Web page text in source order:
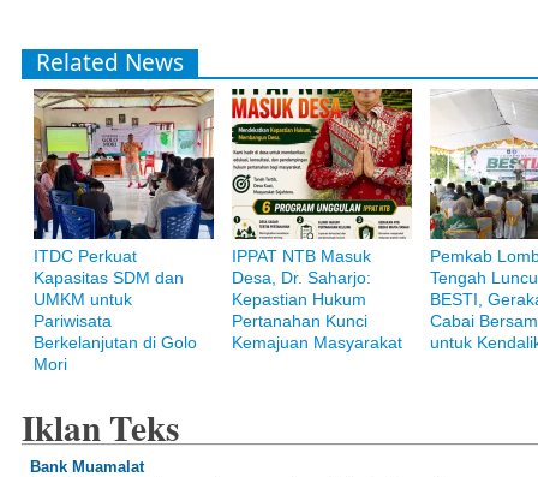
Related News
ITDC Perkuat
Kapasitas SDM dan
UMKM untuk
Pariwisata
Berkelanjutan di Golo
Mori
IPPAT NTB Masuk
Desa, Dr. Saharjo:
Kepastian Hukum
Pertanahan Kunci
Kemajuan Masyarakat
Pemkab
Tengah
BESTI,
Cabai
untuk
Iklan Teks
Bank Muamalat